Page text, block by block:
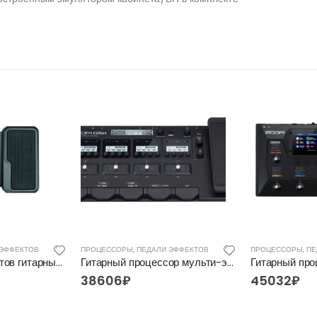
Процессор эффектов гитарный, Mooer GE100
ПРОЦЕССОРЫ, ПЕДАЛИ ЭФФЕКТОВ
Гитарный процессор мульти-эффектов Zoom G5n
38606₽
ПРОЦЕССОРЫ,
45032₽